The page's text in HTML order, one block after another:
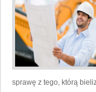
sprawę z tego, którą